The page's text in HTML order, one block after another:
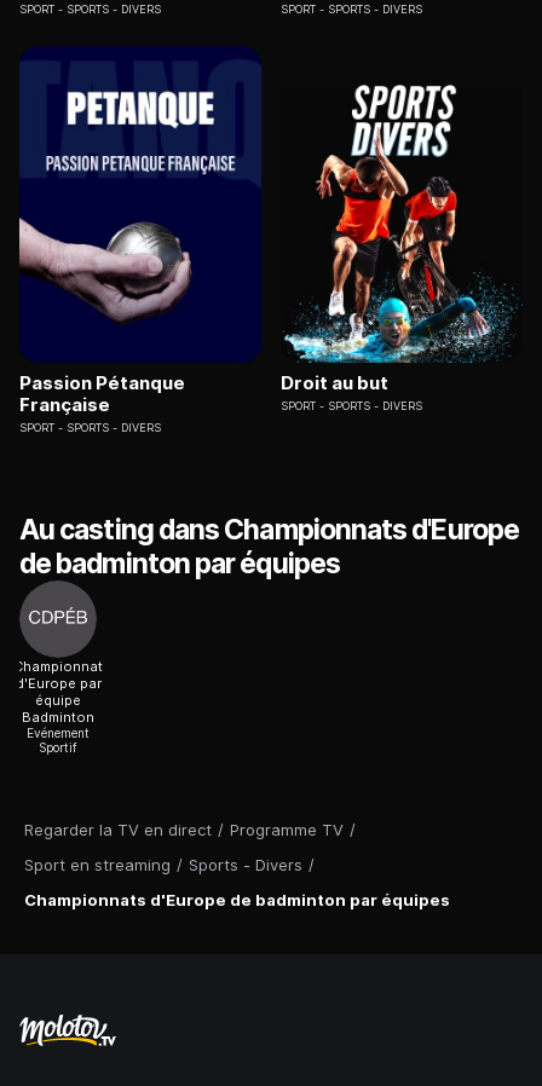
Regarder la TV en direct / Programme TV /
Sport en streaming / Sports - Divers /
Championnats d'Europe de badminton par équipes
SPORT SPORTS - DIVERS SPORT SPORTS - DIVERS
Passion Pétanque
Française
SPORT SPORTS - DIVERS
Droit au but
SPORT SPORTS - DIVERS
Au casting dans Championnats d'Europe
de badminton par équipes
Championnat
d'Europe par
équipe
Badminton
Evénement
Sportif